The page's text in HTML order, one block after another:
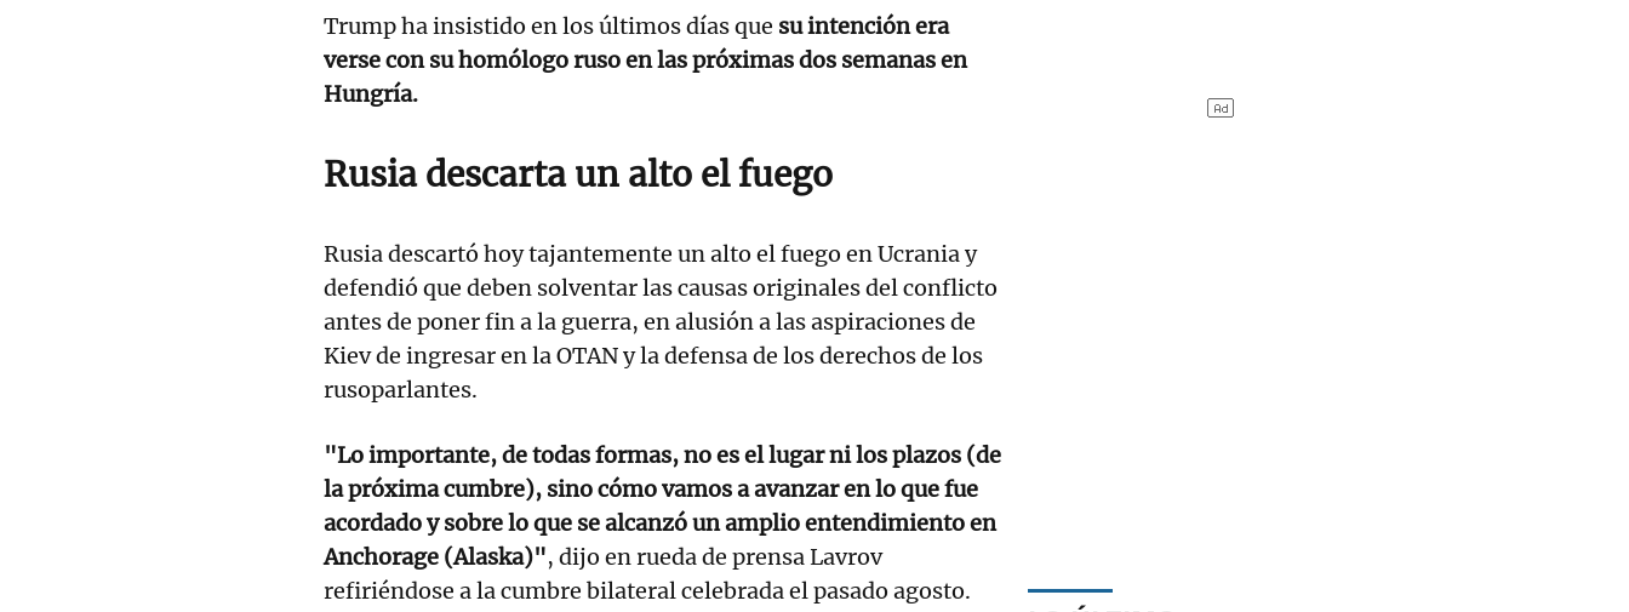
Trump ha insistido en los últimos días que su intención era
verse con su homólogo ruso en las próximas dos semanas en
Hungría.
Rusia descarta un alto el fuego
Rusia descartó hoy tajantemente un alto el fuego en Ucrania y
defendió que deben solventar las causas originales del conflicto
antes de poner fin a la guerra, en alusión a las aspiraciones de
Kiev de ingresar en la OTAN y la defensa de los derechos de los
rusoparlantes.
"Lo importante, de todas formas, no es el lugar ni los plazos (de
la próxima cumbre), sino cómo vamos a avanzar en lo que fue
acordado y sobre lo que se alcanzó un amplio entendimiento en
Anchorage (Alaska)", dijo en rueda de prensa Lavrov
refiriéndose a la cumbre bilateral celebrada el pasado agosto.